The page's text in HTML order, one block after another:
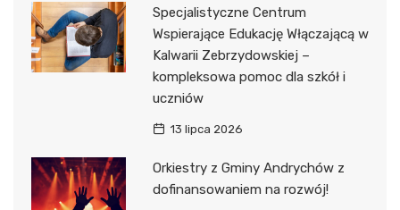
Specjalistyczne Centrum
Wspierające Edukację Włączającą w
Kalwarii Zebrzydowskiej –
kompleksowa pomoc dla szkół i
uczniów
13 lipca 2026
Orkiestry z Gminy Andrychów z
dofinansowaniem na rozwój!